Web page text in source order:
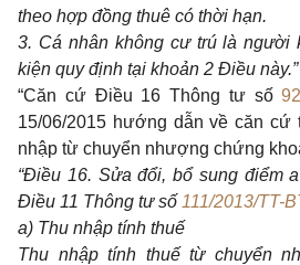
theo hợp đồng thuê có thời hạn.
3. Cá nhân không cư trú là người
kiện quy định tại khoản 2 Điều này.”
“Căn cứ Điều 16 Thông tư số
15/06/2015 hướng dẫn về căn cứ
nhập từ chuyển nhượng chứng
“Điều 16. Sửa đổi, bổ sung điểm
Điều 11 Thông tư số 111/2013/TT-
a) Thu nhập tính thuế
Thu nhập tính thuế từ chuyển